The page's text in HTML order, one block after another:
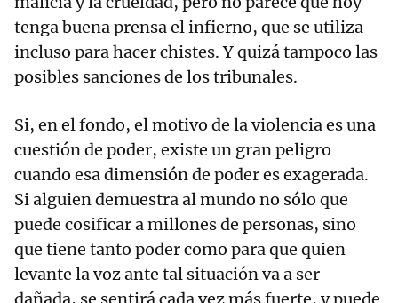
tenga buena prensa el infierno, que se utiliza
incluso para hacer chistes. Y quizá tampoco las
posibles sanciones de los tribunales.
Si, en el fondo, el motivo de la violencia es una
cuestión de poder, existe un gran peligro
cuando esa dimensión de poder es exagerada.
Si alguien demuestra al mundo no sólo que
puede cosificar a millones de personas, sino
que tiene tanto poder como para que quien
levante la voz ante tal situación va a ser